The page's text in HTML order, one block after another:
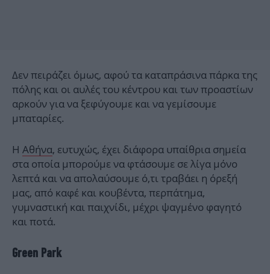
Δεν πειράζει όμως, αφού τα καταπράσινα πάρκα της
πόλης και οι αυλές του κέντρου και των προαστίων
αρκούν για να ξεφύγουμε και να γεμίσουμε
μπαταρίες.
Η Αθήνα, ευτυχώς, έχει διάφορα υπαίθρια σημεία
στα οποία μπορούμε να φτάσουμε σε λίγα μόνο
λεπτά και να απολαύσουμε ό,τι τραβάει η όρεξή
μας, από καφέ και κουβέντα, περπάτημα,
γυμναστική και παιχνίδι, μέχρι ψαγμένο φαγητό
και ποτά.
Green Park